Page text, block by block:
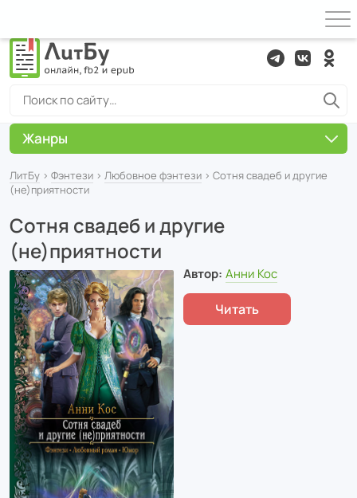
ЛитБу › Фэнтези › Любовное фэнтези › Сотня свадеб и другие
(не)приятности
Сотня свадеб и другие
(не)приятности
Автор: Анни Кос
Читать
Жанры